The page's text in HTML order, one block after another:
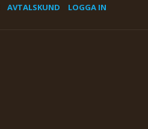
AVTALSKUND LOGGA IN